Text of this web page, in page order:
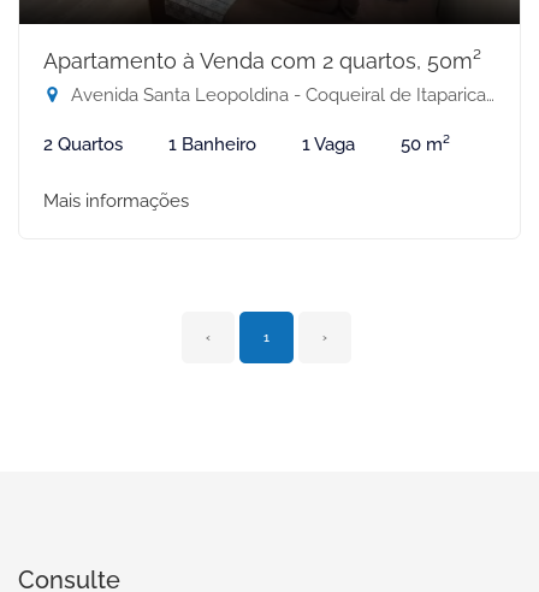
Apartamento à Venda com 2 quartos, 50m²
Avenida Santa Leopoldina - Coqueiral de Itaparica, Vila Velha-ES
2 Quartos 1 Banheiro 1 Vaga 50 m²
Mais informações
‹ 1 ›
Consulte